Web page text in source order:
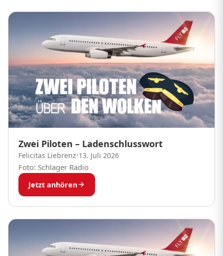
Zwei Piloten – Ladenschlusswort
Felicitas Liebrenz•13. Juli 2026
Foto: Schlager Radio
Jetzt anhören